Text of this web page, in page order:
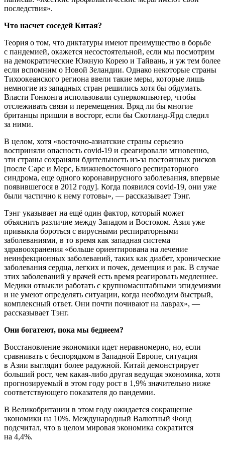
последствия».
Что насчет соседей Китая?
Теория о том, что диктатуры имеют преимущество в борьбе
с пандемией, окажется несостоятельной, если мы посмотрим
на демократические Южную Корею и Тайвань, и уж тем более
если вспомним о Новой Зеландии. Однако некоторые страны
Тихоокеанского региона ввели такие меры, которые лишь
немногие из западных стран решились хотя бы обдумать.
Власти Гонконга использовали суперкомпьютер, чтобы
отслеживать связи и перемещения. Вряд ли бы многие
британцы пришли в восторг, если бы Скотланд-Ярд следил
за ними.
В целом, хотя «восточно-азиатские страны серьезно
восприняли опасность covid-19 и среагировали мгновенно,
эти страны сохраняли бдительность из-за постоянных рисков
[после Сарс и Мерс, Ближневосточного респираторного
синдрома, еще одного коронавирусного заболевания, впервые
появившегося в 2012 году]. Когда появился covid-19, они уже
были частично к нему готовы», — рассказывает Тэнг.
Тэнг указывает на ещё один фактор, который может
объяснить различие между Западом и Востоком. Азия уже
привыкла бороться с вирусными респираторными
заболеваниями, в то время как западная система
здравоохранения «больше ориентирована на лечение
неинфекционных заболеваний, таких как диабет, хронические
заболевания сердца, легких и почек, деменция и рак. В случае
этих заболеваний у врачей есть время реагировать медленнее.
Медики отвыкли работать с крупномасштабными эпидемиями
и не умеют определять ситуации, когда необходим быстрый,
комплексный ответ. Они почти почивают на лаврах», —
рассказывает Тэнг.
Они богатеют, пока мы беднеем?
Восстановление экономики идет неравномерно, но, если
сравнивать с беспорядком в Западной Европе, ситуация
в Азии выглядит более радужной. Китай демонстрирует
больший рост, чем какая-либо другая ведущая экономика, хотя
прогнозируемый в этом году рост в 1,9% значительно ниже
соответствующего показателя до пандемии.
В Великобритании в этом году ожидается сокращение
экономики на 10%. Международный Валютный Фонд
подсчитал, что в целом мировая экономика сократится
на 4,4%.